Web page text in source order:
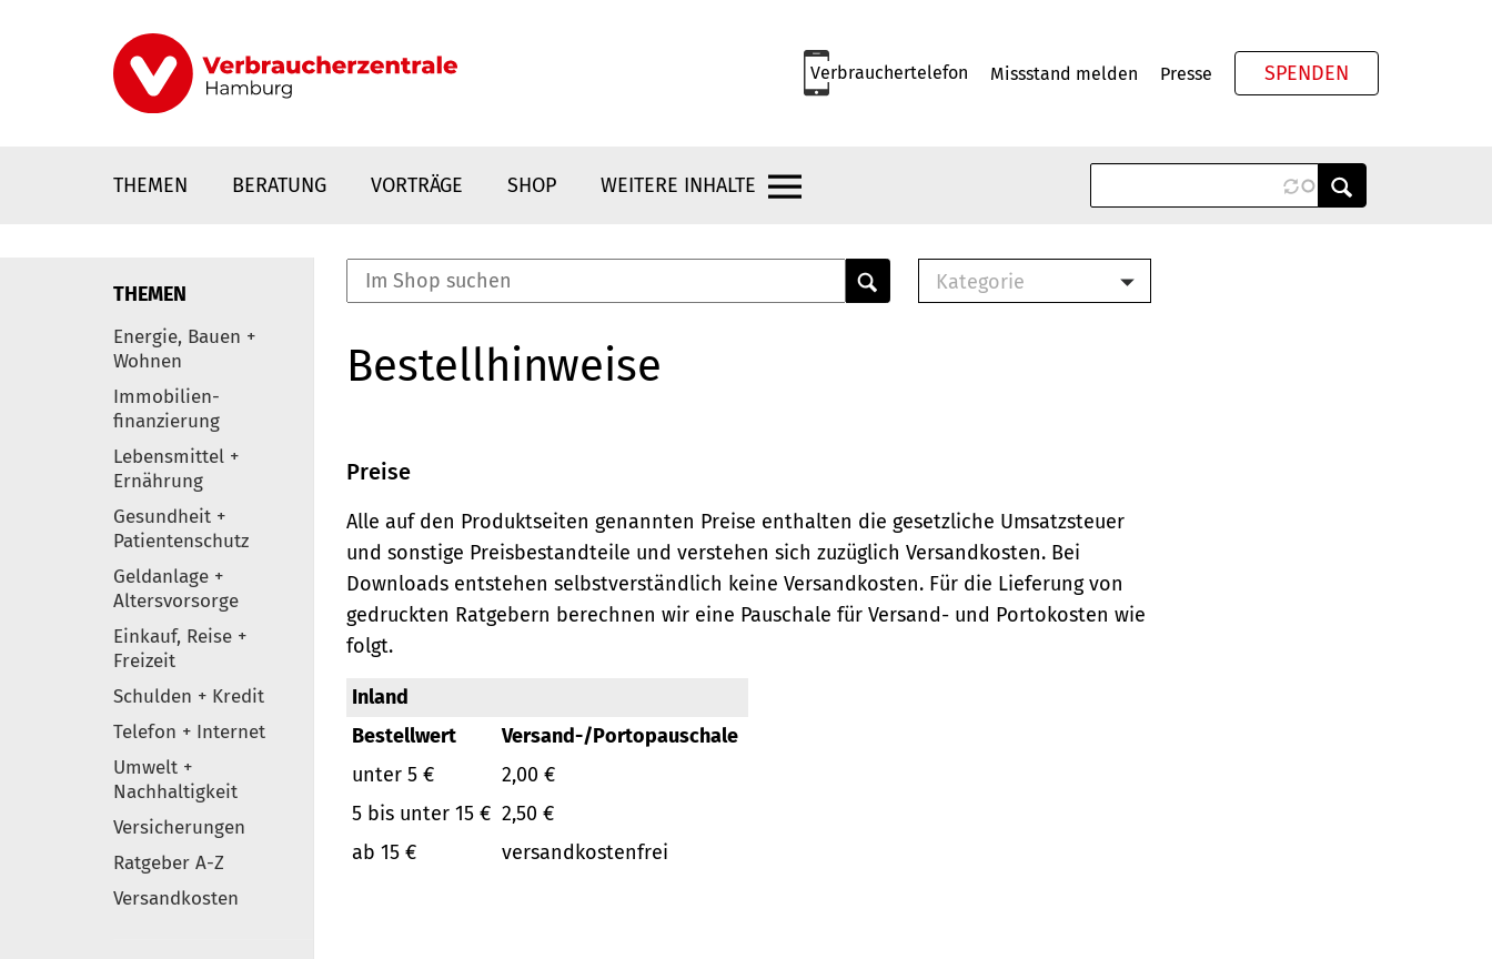
Verbrauchertelefon Missstand melden Presse SPENDEN
THEMEN BERATUNG VORTRÄGE SHOP WEITERE INHALTE
Elemente
THEMEN
Energie, Bauen +
Wohnen
Immobilien-
finanzierung
Lebensmittel +
Ernährung
Gesundheit +
Patientenschutz
Geldanlage +
Altersvorsorge
Einkauf, Reise +
Freizeit
Schulden + Kredit
Telefon + Internet
Umwelt +
Nachhaltigkeit
Versicherungen
Ratgeber A-Z
Versandkosten
Kategorie
Bestellhinweise
Preise
Alle auf den Produktseiten genannten Preise enthalten die gesetzliche Umsatzsteuer
und sonstige Preisbestandteile und verstehen sich zuzüglich Versandkosten. Bei
Downloads entstehen selbstverständlich keine Versandkosten. Für die Lieferung von
gedruckten Ratgebern berechnen wir eine Pauschale für Versand- und Portokosten wie
folgt.
Inland
Bestellwert
Versand-/Portopauschale
unter 5 €
2,00 €
5 bis unter 15 € 2,50 €
ab 15 €
versandkostenfrei